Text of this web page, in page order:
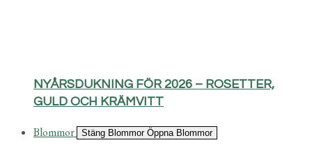
NYÅRSDUKNING FÖR 2026 – ROSETTER,
GULD OCH KRÄMVITT
Blommor Stäng Blommor Öppna Blommor